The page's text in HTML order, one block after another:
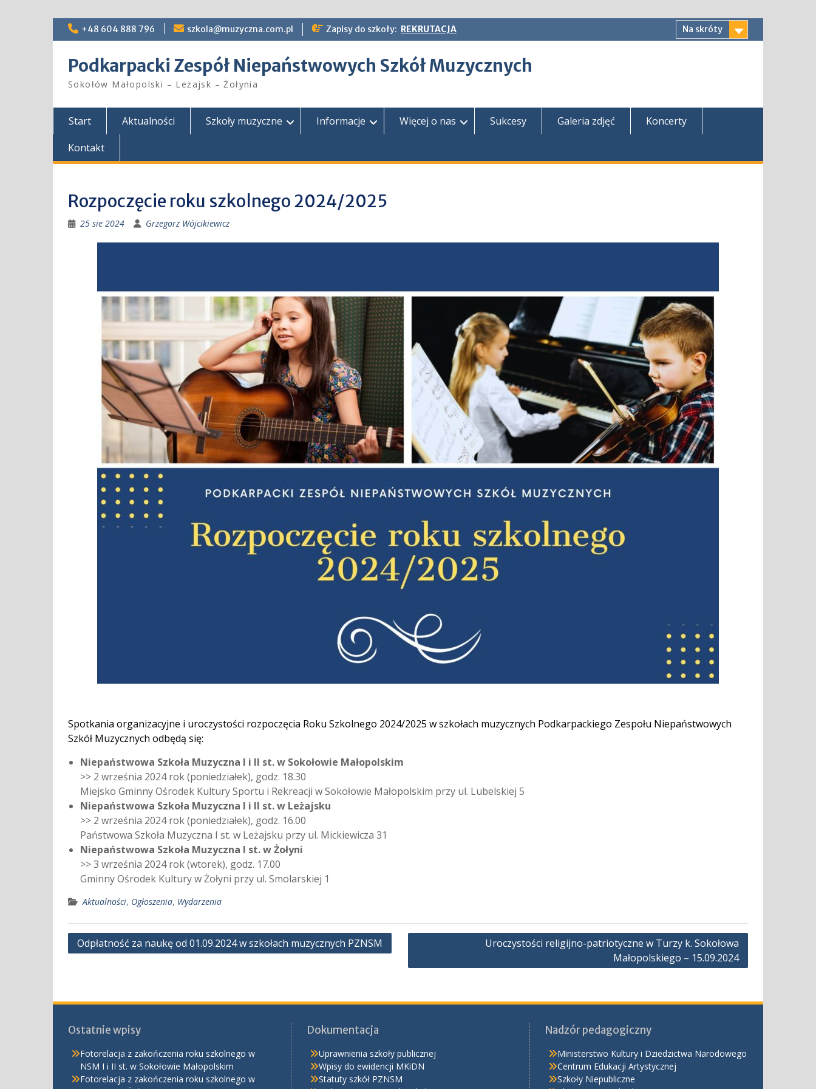
Skip
+48 604 888 796 szkola@muzyczna.com.pl Zapisy do szkoły: REKRUTACJA Na skróty
Podkarpacki Zespół Niepaństwowych Szkół Muzycznych
Sokołów Małopolski – Leżajsk – Żołynia
Start Aktualności Szkoły muzyczne Informacje Więcej o nas Sukcesy Galeria zdjęć
Koncerty
Kontakt
Rozpoczęcie roku szkolnego 2024/2025
25 sie 2024 Grzegorz Wójcikiewicz
Spotkania organizacyjne i uroczystości rozpoczęcia Roku Szkolnego 2024/2025 w szkołach muzycznych Podkarpackiego Zespołu Niepaństwowych
Szkół Muzycznych odbędą się:
Niepaństwowa Szkoła Muzyczna I i II st. w Sokołowie Małopolskim
>> 2 września 2024 rok (poniedziałek), godz. 18.30
Miejsko Gminny Ośrodek Kultury Sportu i Rekreacji w Sokołowie Małopolskim przy ul. Lubelskiej 5
Niepaństwowa Szkoła Muzyczna I i II st. w Leżajsku
>> 2 września 2024 rok (poniedziałek), godz. 16.00
Państwowa Szkoła Muzyczna I st. w Leżajsku przy ul. Mickiewicza 31
Niepaństwowa Szkoła Muzyczna I st. w Żołyni
>> 3 września 2024 rok (wtorek), godz. 17.00
Gminny Ośrodek Kultury w Żołyni przy ul. Smolarskiej 1
Aktualności, Ogłoszenia, Wydarzenia
Nawigacja
Odpłatność za naukę od 01.09.2024 w szkołach muzycznych PZNSM
Uroczystości religijno-patriotyczne w Turzy k. Sokołowa
Małopolskiego – 15.09.2024
Ostatnie wpisy
Fotorelacja z zakończenia roku szkolnego w
NSM I i II st. w Sokołowie Małopolskim
Fotorelacja z zakończenia roku szkolnego w
Dokumentacja
Uprawnienia szkoły publicznej
Wpisy do ewidencji MKiDN
Statuty szkół PZNSM
Nadzór pedagogiczny
Ministerstwo Kultury i Dziedzictwa Narodowego
Centrum Edukacji Artystycznej
Szkoły Niepubliczne